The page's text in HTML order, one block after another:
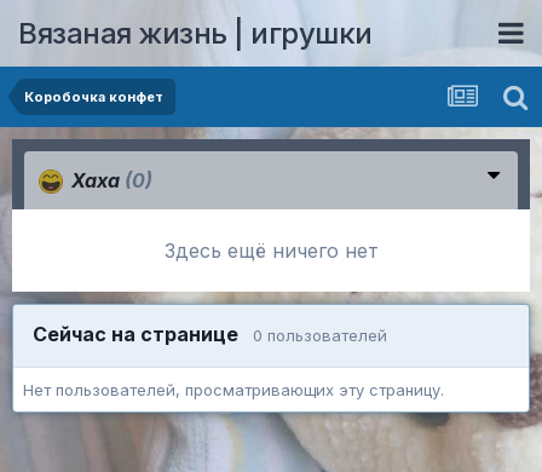
Вязаная жизнь | игрушки
Коробочка конфет
Хаха (0)
Здесь ещё ничего нет
Сейчас на странице 0 пользователей
Нет пользователей, просматривающих эту страницу.